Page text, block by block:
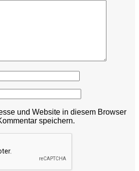
und Website in diesem Browser
speichern.